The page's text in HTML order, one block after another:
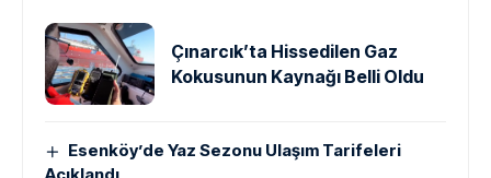
Çınarcık’ta Hissedilen Gaz
Kokusunun Kaynağı Belli Oldu
Esenköy’de Yaz Sezonu Ulaşım Tarifeleri